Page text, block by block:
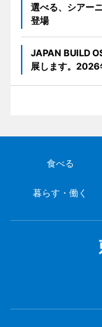
選べる、シアー
登場
JAPAN BUILD
展します。2026
食べる
暮らす・働く